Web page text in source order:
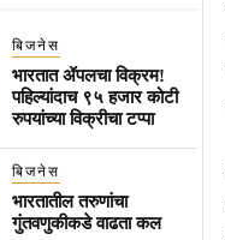
बिजनेस
भारतात ॲपलचा विक्रम!
पहिल्यांदाच ९५ हजार कोटी
रुपयांच्या विक्रीचा टप्पा
बिजनेस
भारतातील तरुणांचा
गुंतवणुकीकडे वाढता कल